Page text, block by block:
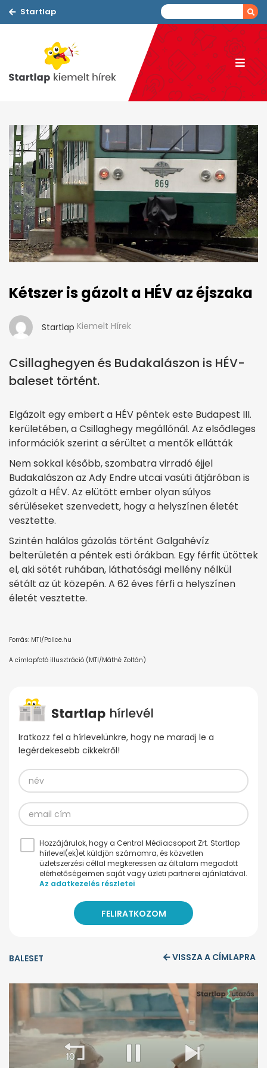
Startlap
Kétszer is gázolt a HÉV az éjszaka
Startlap Kiemelt Hírek
Csillaghegyen és Budakalászon is HÉV-
baleset történt.
Elgázolt egy embert a HÉV péntek este Budapest III.
kerületében, a Csillaghegy megállónál. Az elsődleges
információk szerint a sérültet a mentők ellátták
Nem sokkal később, szombatra virradó éjjel
Budakalászon az Ady Endre utcai vasúti átjáróban is
gázolt a HÉV. Az elütött ember olyan súlyos
sérüléseket szenvedett, hogy a helyszínen életét
vesztette.
Szintén halálos gázolás történt Galgahévíz
belterületén a péntek esti órákban. Egy férfit ütöttek
el, aki sötét ruhában, láthatósági mellény nélkül
sétált az út közepén. A 62 éves férfi a helyszínen
életét vesztette.
Forrás: MTI/Police.hu
A címlapfotó illusztráció (MTI/Máthé Zoltán)
Iratkozz fel a hírlevelünkre, hogy ne maradj le a
legérdekesebb cikkekről!
Hozzájárulok, hogy a Central Médiacsoport Zrt. Startlap
hírlevel(ek)et küldjön számomra, és közvetlen
üzletszerzési céllal megkeressen az általam megadott
elérhetőségeimen saját vagy üzleti partnerei ajánlatával.
Az adatkezelés részletei
BALESET VISSZA A CÍMLAPRA